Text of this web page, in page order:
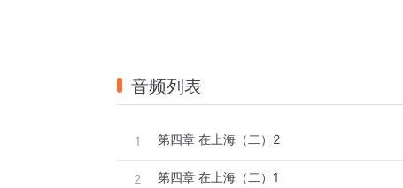
音频列表
1 第四章 在上海（二）2
2 第四章 在上海（二）1